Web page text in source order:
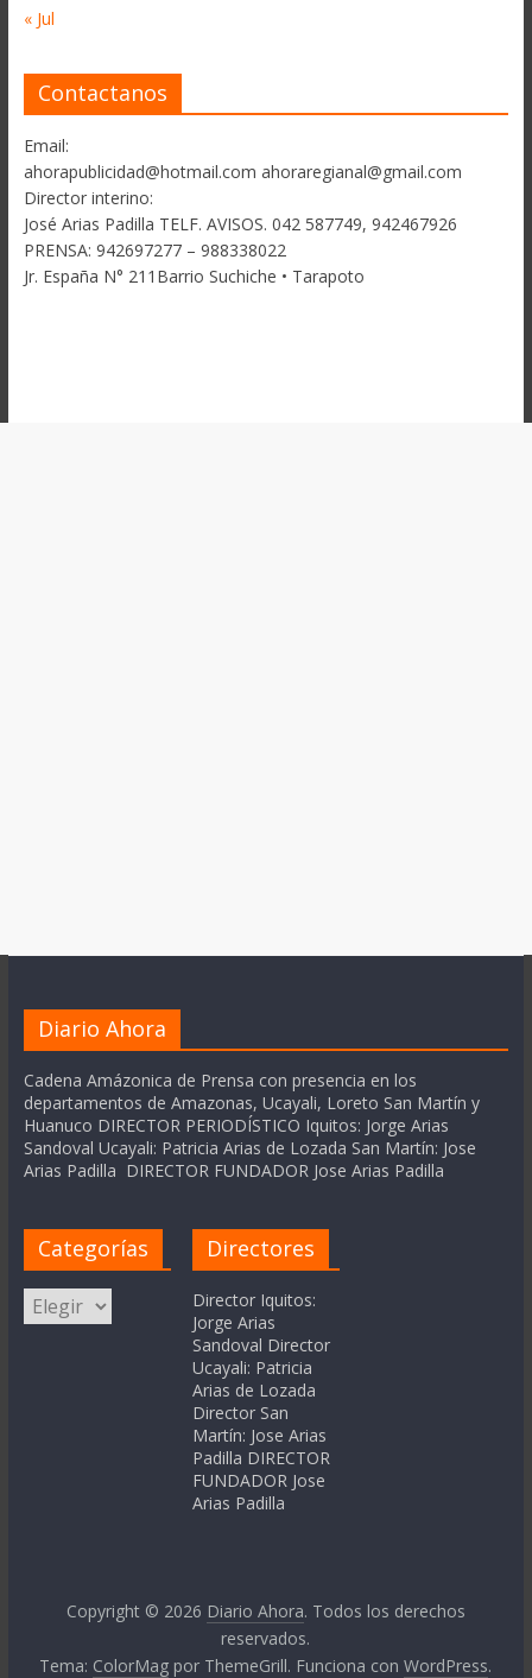
« Jul
Contactanos
Email:
ahorapublicidad@hotmail.com ahoraregianal@gmail.com
Director interino:
José Arias Padilla TELF. AVISOS. 042 587749, 942467926
PRENSA: 942697277 – 988338022
Jr. España N° 211Barrio Suchiche • Tarapoto
Diario Ahora
Cadena Amázonica de Prensa con presencia en los
departamentos de Amazonas, Ucayali, Loreto San Martín y
Huanuco DIRECTOR PERIODÍSTICO Iquitos: Jorge Arias
Sandoval Ucayali: Patricia Arias de Lozada San Martín: Jose
Arias Padilla DIRECTOR FUNDADOR Jose Arias Padilla
Categorías
Categorías
Directores
Director Iquitos:
Jorge Arias
Sandoval Director
Ucayali: Patricia
Arias de Lozada
Director San
Martín: Jose Arias
Padilla DIRECTOR
FUNDADOR Jose
Arias Padilla
Copyright © 2026 Diario Ahora. Todos los derechos
reservados.
Tema: ColorMag por ThemeGrill. Funciona conWordPress.